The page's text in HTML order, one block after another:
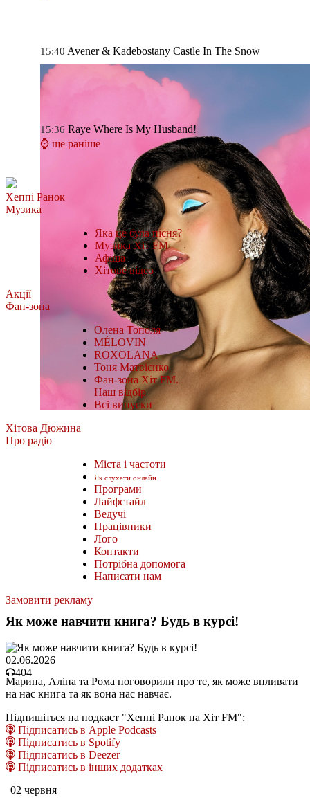
15:40 Avener & Kadebostany Castle In The Snow
15:36 Raye Where Is My Husband!
⌚ ще раніше
Хеппі Ранок
Музика
Яка це була пісня?
Музика Хіт FM
Афіша
Хітове відео
Акції
Фан-зона
Олена Тополя
MÉLOVIN
ROXOLANA
Тоня Матвієнко
Фан-зона Хіт FM.
Наш відбір
Всі випуски
Хітова Дюжина
Про радіо
Міста і частоти
Як слухати онлайн
Програми
Лайфстайл
Ведучі
Працівники
Лого
Контакти
Потрібна допомога
Написати нам
Замовити рекламу
Як може навчити книга? Будь в курсі!
02.06.2026
404
Марина, Аліна та Рома поговорили про те, як може впливати
на нас книга та як вона нас навчає.
Підпишіться на подкаст "Хеппі Ранок на Хіт FM":
Підписатись в Apple Podcasts
Підписатись в Spotify
Підписатись в Deezer
Підписатись в інших додатках
02 червня